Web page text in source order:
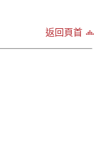
返回頁首